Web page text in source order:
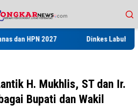
Dinkes Labuhanbatu Gelar
H. Mukhlis, ST dan Ir.
Bupati dan Wakil